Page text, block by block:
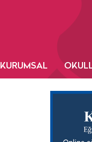
KURUMSAL